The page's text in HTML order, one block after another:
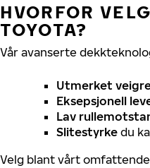
HVORFOR
TOYOTA?
Vår avanserte
Utmerket
Eksepsjonell
Lav
Slitestyrke du
Velg blant vårt